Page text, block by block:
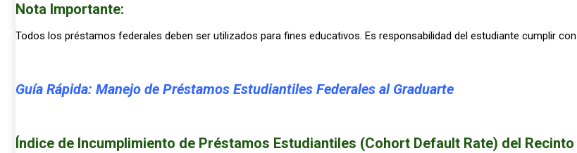
Nota Importante:
Todos los préstamos federales deben ser utilizados para fines educativos. Es responsabilidad del estudiante cumplir
Guía Rápida: Manejo de Préstamos Estudiantiles Federales al Graduarte
Índice de Incumplimiento de Préstamos Estudiantiles (Cohort Default Rate) del